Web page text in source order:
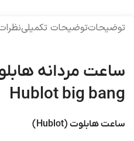
توضیحاتتوضیحات تکمیلی
ساعت مردانه
Hublot big bang
ساعت هابلوت (Hublot)